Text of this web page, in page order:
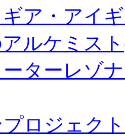
ア・アイ
ルケミス
ターレゾ
プロジェク